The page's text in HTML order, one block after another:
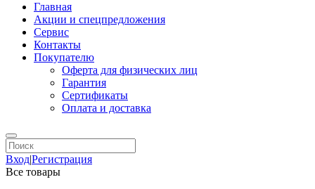
Главная
Акции и спецпредложения
Сервис
Контакты
Покупателю
Оферта для физических лиц
Гарантия
Сертификаты
Оплата и доставка
Вход|Регистрация
Все товары